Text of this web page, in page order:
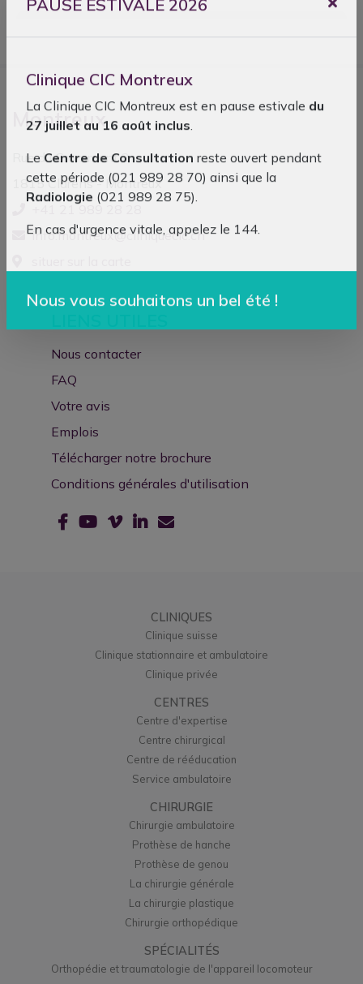
Montreux
Rue du Grammont 2
1815 Clarens - Montreux
+41 21 989 28 28
info.montreux@cliniquecic.ch
Nous contacter
FAQ
Votre avis
Emplois
Télécharger notre brochure
Conditions générales d'utilisation
CLINIQUES
Clinique suisse
Clinique stationnaire et ambulatoire
Clinique privée
CENTRES
Centre d'expertise
Centre chirurgical
Centre de rééducation
Service ambulatoire
CHIRURGIE
Chirurgie ambulatoire
Prothèse de hanche
Prothèse de genou
La chirurgie générale
La chirurgie plastique
Chirurgie orthopédique
SPÉCIALITÉS
Orthopédie et traumatologie de l'appareil locomoteur
Clinique CIC Montreux
La Clinique CIC Montreux est en pause estivale
LeCentre de Consultationreste ouvert pendant
cette période (021 989 28 70) ainsi que la